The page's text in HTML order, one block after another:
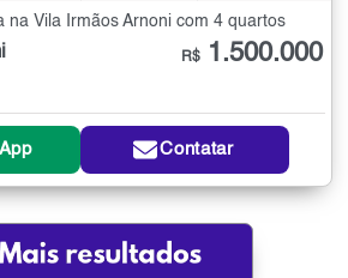
na Vila Irmãos Arnoni com 4 quartos
R$ 1.500.000
Contatar